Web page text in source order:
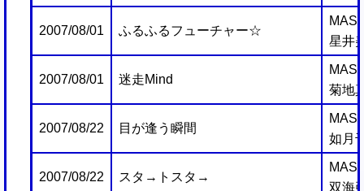
2007/08/01 ふるふるフューチャー☆
星井
2007/08/01 迷走Mind
菊地
2007/08/22 目が逢う瞬間
如月
2007/08/22 スタ→トスタ→
双海